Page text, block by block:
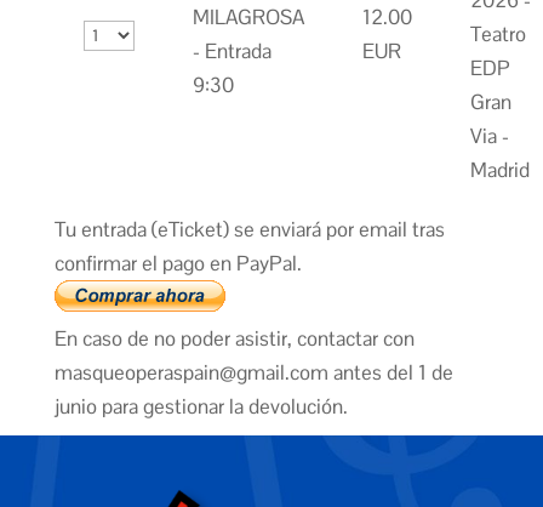
MILAGROSA
- Entrada
9:30
12.00
EUR
Teatro
EDP
Gran
Via -
Madrid
Tu entrada (eTicket) se enviará por email tras
confirmar el pago en PayPal.
En caso de no poder asistir, contactar con
masqueoperaspain@gmail.com antes del 1 de
junio para gestionar la devolución.